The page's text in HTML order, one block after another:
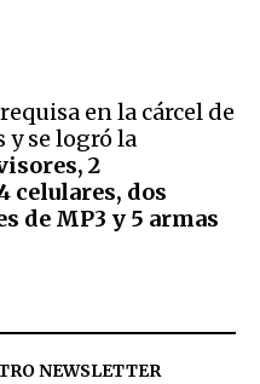
en la cárcel de
y se logró la
2
celulares, dos
de MP3 y 5 armas
NEWSLETTER